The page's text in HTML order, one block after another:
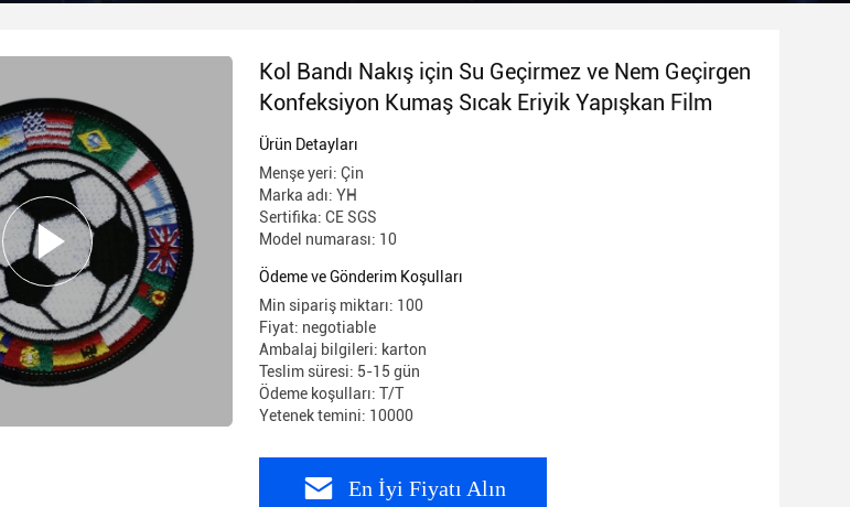
Kol Bandı Nakış için Su Geçirmez ve Nem Geçirgen
Konfeksiyon Kumaş Sıcak Eriyik Yapışkan Film
Ürün Detayları
Menşe yeri: Çin
Marka adı: YH
Sertifika: CE SGS
Model numarası: 10
Ödeme ve Gönderim Koşulları
Min sipariş miktarı: 100
Fiyat: negotiable
Ambalaj bilgileri: karton
Teslim süresi: 5-15 gün
Ödeme koşulları: T/T
Yetenek temini: 10000
En İyi Fiyatı Alın